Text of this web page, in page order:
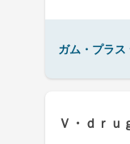
ガム・プラ
Ｖ・ｄｒ